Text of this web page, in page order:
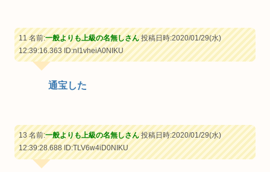
11 名前:一般よりも上級の名無しさん投稿日時:2020/01/29(水)
12:39:16.363ID:nI1vheiA0NIKU
通宝した
13 名前:一般よりも上級の名無しさん投稿日時:2020/01/29(水)
12:39:28.688ID:TLV6w4iD0NIKU